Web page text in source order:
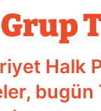
Halk